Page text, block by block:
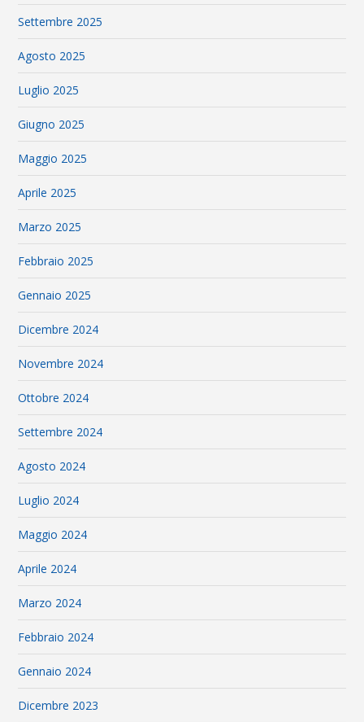
Settembre 2025
Agosto 2025
Luglio 2025
Giugno 2025
Maggio 2025
Aprile 2025
Marzo 2025
Febbraio 2025
Gennaio 2025
Dicembre 2024
Novembre 2024
Ottobre 2024
Settembre 2024
Agosto 2024
Luglio 2024
Maggio 2024
Aprile 2024
Marzo 2024
Febbraio 2024
Gennaio 2024
Dicembre 2023